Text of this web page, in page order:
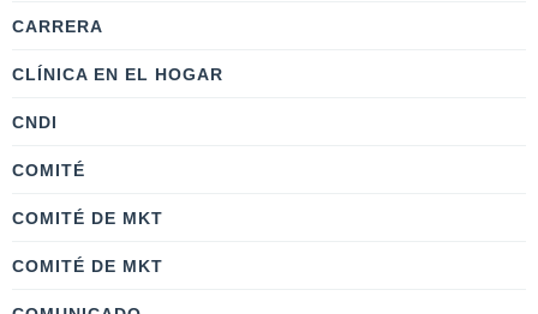
CARRERA
CLÍNICA EN EL HOGAR
CNDI
COMITÉ
COMITÉ DE MKT
COMITÉ DE MKT